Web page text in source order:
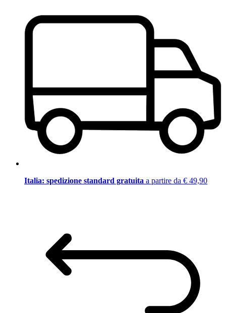
Italia: spedizione standard gratuita a partire da € 49,90